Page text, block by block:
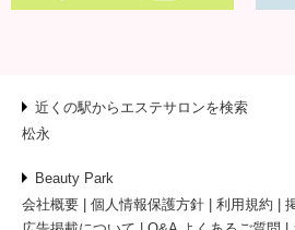
近くの駅からエステサロンを検索
松永
Beauty Park
会社概要
個人情報保護方針 利用規約